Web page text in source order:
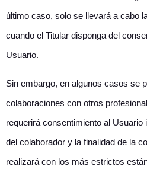
último caso, solo se llevará a cabo
cuando el Titular disponga del
Usuario.
Sin embargo, en algunos casos se
colaboraciones con otros
requerirá consentimiento al Usuario
del colaborador y la finalidad de la
realizará con los más estrictos